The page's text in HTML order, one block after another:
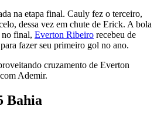
na etapa final. Cauly fez o terceiro,
dessa vez em chute de Erick. A bola
no final, Everton Ribeiro recebeu de
fazer seu primeiro gol no ano.
cruzamento de Everton
Ademir.
Bahia